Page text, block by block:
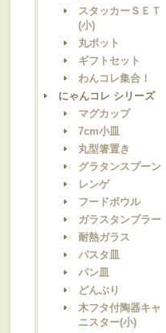
スタッカーＳＥＴ
(小)
丸ポット
ギフトセット
わんコレ集合！
にゃんコレ シリーズ
マグカップ
7cm小皿
丸型箸置き
グラタンスプーン
レンゲ
フードボウル
ガラスタンブラー
耐熱ガラス
パスタ皿
パン皿
どんぶり
木フタ付陶器キャ
ニスター(小)